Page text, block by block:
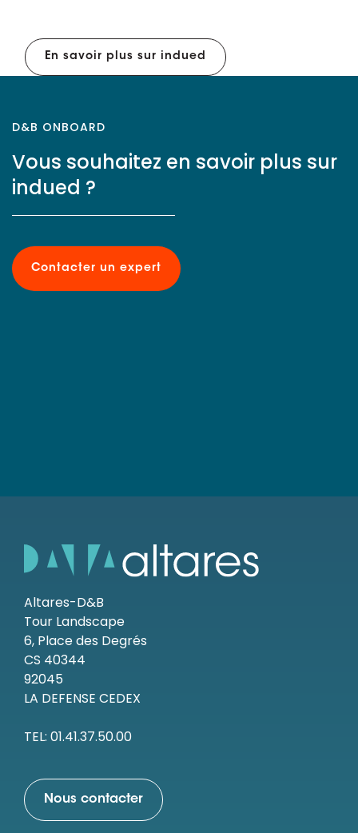
En savoir plus sur indued
D&B ONBOARD
Vous souhaitez en savoir plus sur
indued ?
Contacter un expert
Altares-D&B
Tour Landscape
6, Place des Degrés
CS 40344
92045
LA DEFENSE CEDEX
TEL: 01.41.37.50.00
Nous contacter